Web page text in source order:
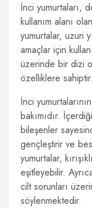
İnci yumurtaları,
kullanım alanı
yumurtalar, uzun
amaçlar için
üzerinde bir dizi
özelliklere sahiptir.
İnci
bakımıdır.
bileşenler
gençleştirir ve
yumurtalar,
eşitleyebilir.
cilt sorunları
söylenmektedir.